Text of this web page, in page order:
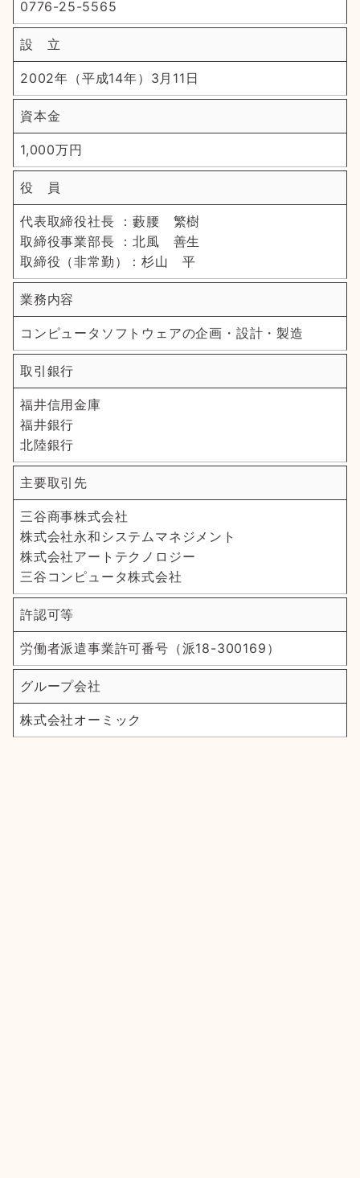
0776-25-5565
設 立
2002年（平成14年）3月11日
資本金
1,000万円
役 員
代表取締役社長 ：藪腰 繁樹
取締役事業部長 ：北風 善生
取締役（非常勤）：杉山 平
業務内容
コンピュータソフトウェアの企画・設計・製造
取引銀行
福井信用金庫
福井銀行
北陸銀行
主要取引先
三谷商事株式会社
株式会社永和システムマネジメント
株式会社アートテクノロジー
三谷コンピュータ株式会社
許認可等
労働者派遣事業許可番号（派18-300169）
グループ会社
株式会社オーミック